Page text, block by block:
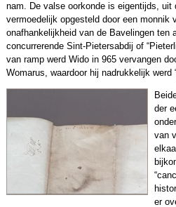
nam. De valse oorkonde is eigentijds, uit
vermoedelijk opgesteld door een monnik
onafhankelijkheid van de Bavelingen ten
concurrerende Sint-Pietersabdij of
van ramp werd Wido in 965 vervangen
Womarus, waardoor hij nadrukkelijk werd
der
van
er